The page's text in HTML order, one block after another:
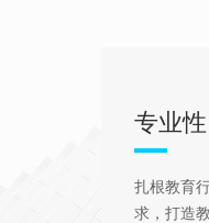
专业性
扎根教育
求，打造